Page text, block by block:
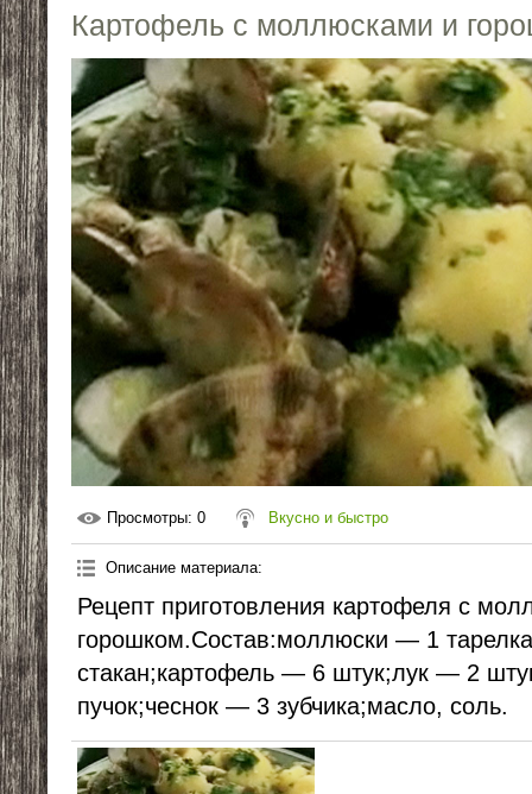
Картофель с моллюсками и
Просмотры: 0 Вкусно и быстро
Описание материала:
Рецепт приготовления картофеля с
горошком.Состав:моллюски — 1
стакан;картофель — 6 штук;лук — 2
пучок;чеснок — 3 зубчика;масло, соль.